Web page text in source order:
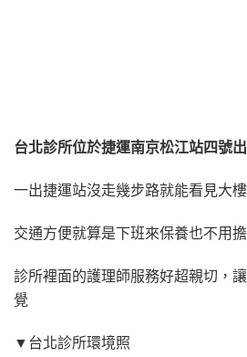
台北診所位於捷運南京松江站四號
一出捷運站沒走幾步路就能看見大
交通方便就算是下班來保養也不用
診所裡面的護理師服務好超親切，
覺
▼台北診所環境照